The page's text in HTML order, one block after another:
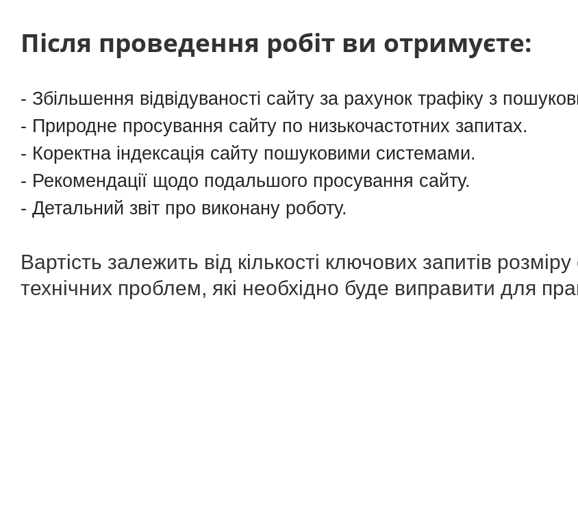
Після проведення робіт ви отримуєте:
Збільшення відвідуваності сайту за рахунок трафіку з
Природне просування сайту по низькочастотних запитах.
Коректна індексація сайту пошуковими системами.
Рекомендації щодо подальшого просування сайту.
Детальний звіт про виконану роботу.
Вартість залежить від кількості ключових запитів
технічних проблем, які необхідно буде виправити для